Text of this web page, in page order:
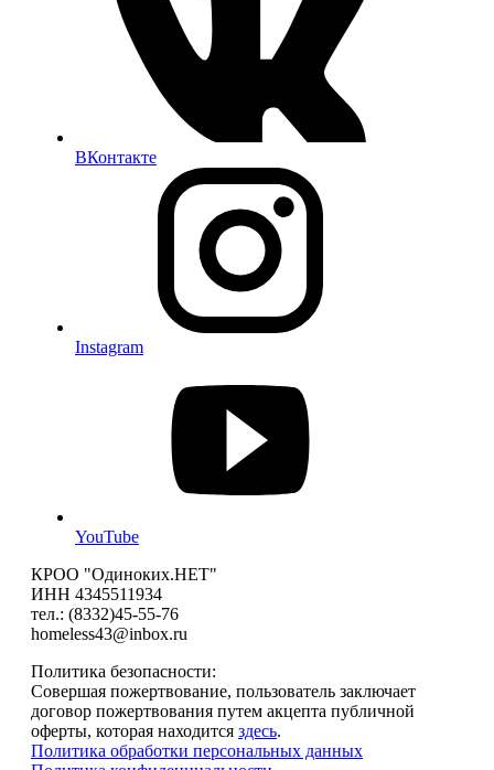
ВКонтакте
Instagram
YouTube
КРОО "Одиноких.НЕТ"
ИНН 4345511934
тел.: (8332)45-55-76
homeless43@inbox.ru
Политика безопасности:
Совершая пожертвование, пользователь заключает
договор пожертвования путем акцепта публичной
оферты, которая находится здесь.
Политика обработки персональных данных